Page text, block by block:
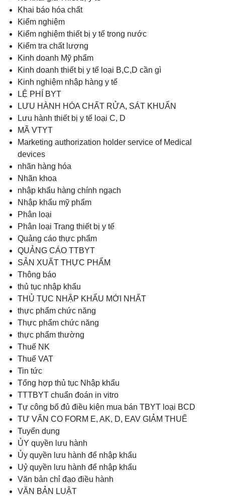
Khai báo hóa chất
Kiểm nghiệm
Kiểm nghiệm thiết bị y tế trong nước
Kiểm tra chất lượng
Kinh doanh Mỹ phẩm
Kinh doanh thiết bị y tế loại B,C,D cần gì
Kinh nghiệm nhập hàng y tế
LỆ PHÍ BYT
LƯU HÀNH HÓA CHẤT RỬA, SÁT KHUẨN
Lưu hành thiết bị y tế loại C, D
MÃ VTYT
Marketing authorization holder service of Medical
devices
nhãn hàng hóa
Nhãn khoa
nhập khẩu hàng chính ngạch
Nhập khẩu mỹ phẩm
Phân loại
Phân loại Trang thiết bị y tế
Quảng cáo thực phẩm
QUẢNG CÁO TTBYT
SẢN XUẤT THỰC PHẨM
Thông báo
thủ tục nhập khẩu
THỦ TỤC NHẬP KHẨU MỚI NHẤT
thực phẩm chức năng
Thực phẩm chức năng
thực phẩm thường
Thuế NK
Thuế VAT
Tin tức
Tổng hợp thủ tục Nhập khẩu
TTTBYT chuẩn đoán in vitro
Tự công bố đủ điều kiện mua bán TBYT loại BCD
TƯ VẤN CO FORM E, AK, D, EAV GIẢM THUẾ
Tuyển dụng
ỦY quyền lưu hành
Ủy quyền lưu hành để nhập khẩu
Uỷ quyền lưu hành để nhập khẩu
Văn bản chỉ đạo điều hành
VĂN BẢN LUẬT